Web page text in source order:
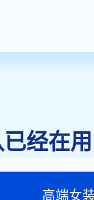
经在用
高端女